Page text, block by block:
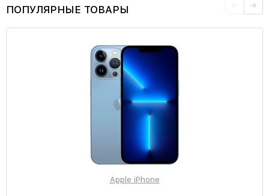
ПОПУЛЯРНЫЕ ТОВАРЫ
Apple iPhone